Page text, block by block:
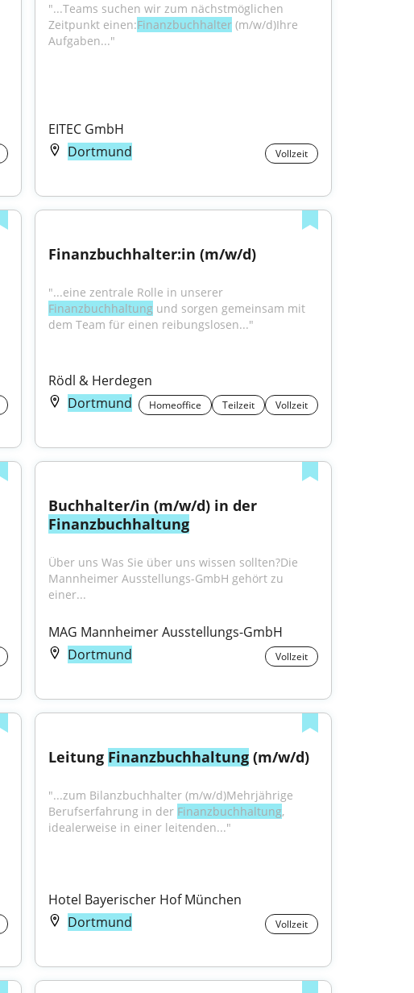
"...Teams suchen wir zum nächstmöglichen
Zeitpunkt einen:Finanzbuchhalter (m/w/d)Ihre
Aufgaben..."
EITEC GmbH
Dortmund
Vollzeit
Finanzbuchhalter:in (m/w/d)
"...eine zentrale Rolle in unserer
Finanzbuchhaltung und sorgen gemeinsam mit
dem Team für einen reibungslosen..."
Rödl & Herdegen
Dortmund
Homeoffice Teilzeit Vollzeit
Buchhalter/in (m/w/d) in der
Finanzbuchhaltung
Über uns Was Sie über uns wissen sollten?Die
Mannheimer Ausstellungs-GmbH gehört zu
einer...
MAG Mannheimer Ausstellungs-GmbH
Dortmund
Vollzeit
Leitung Finanzbuchhaltung (m/w/d)
"...zum Bilanzbuchhalter (m/w/d)Mehrjährige
Berufserfahrung in der Finanzbuchhaltung,
idealerweise in einer leitenden..."
Hotel Bayerischer Hof München
Dortmund
Vollzeit